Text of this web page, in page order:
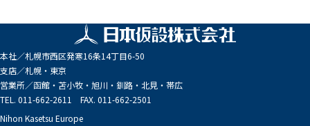
本社／札幌市西区発寒16条14丁目6-50
支店／札幌・東京
営業所／函館・苫小牧・旭川・釧路・北見・帯広
TEL. 011-662-2611 FAX. 011-662-2501
Nihon Kasetsu Europe